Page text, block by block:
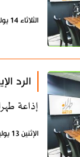
الثلاثاء 14 يوليو 2026 - 07:23 بتوقيت طهران
الرد
إذاعة
الإثنين 13 يوليو 2026 - 07:33 بتوقيت طهران